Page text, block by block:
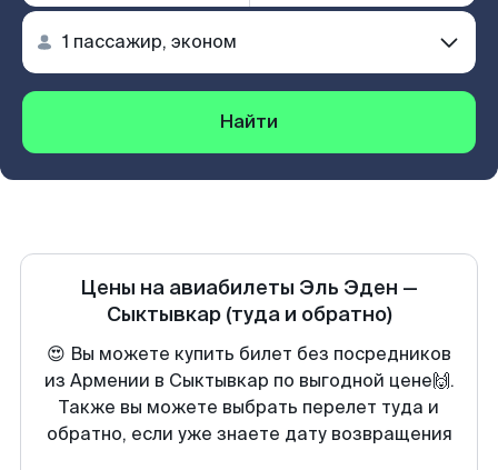
Найти
Цены на авиабилеты Эль Эден —
Сыктывкар (туда и обратно)
😍 Вы можете купить билет без посредников
из Армении в Сыктывкар по выгодной цене🙌.
Также вы можете выбрать перелет туда и
обратно, если уже знаете дату возвращения